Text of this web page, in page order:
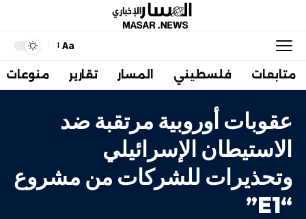
Aa
متابعات فلسطيني المسار تقارير منوعات
عقوبات أوروبية مرتقبة ضد
الاستيطان الإسرائيلي
وتحذيرات للشركات من مشروع
“E1”